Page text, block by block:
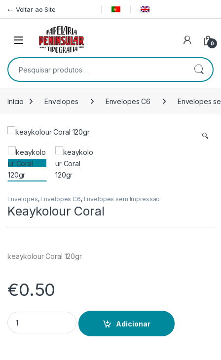
← Voltar ao Site
0
Pesquisar por:
Início Envelopes Envelopes C6 Envelopes
🔍
Envelopes, Envelopes C6, Envelopes sem Impressão
Keaykolour Coral
keaykolour Coral 120gr
€0.50
Quantidade de Keaykolour Coral
Adicionar